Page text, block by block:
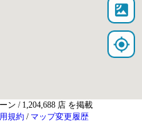
satellite
my_location
ン / 1,204,688 店 を掲載
規約 / マップ変更履歴